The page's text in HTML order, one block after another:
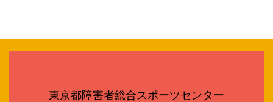
東京都障害者総合スポーツセンター